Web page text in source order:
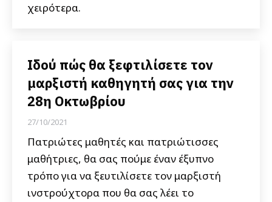
χειρότερα.
Ιδού πώς θα ξεφτιλίσετε τον
μαρξιστή καθηγητή σας για την
28η Οκτωβρίου
27/10/2021
Πατριώτες μαθητές και πατριώτισσες
μαθήτριες, θα σας πούμε έναν έξυπνο
τρόπο για να ξευτιλίσετε τον μαρξιστή
ινστρούχτορα που θα σας λέει το